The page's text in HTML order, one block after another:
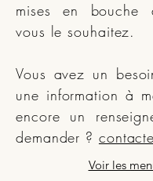
mises en bouche
vous le souhaitez.
Vous avez un
une information à
encore un
demander ?
Voir les